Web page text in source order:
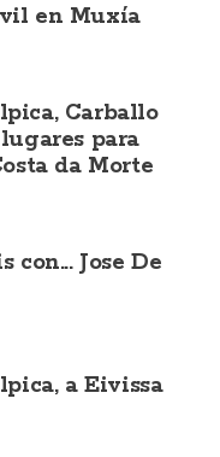
en Muxía
Carballo
para
da Morte
Jose De
a Eivissa